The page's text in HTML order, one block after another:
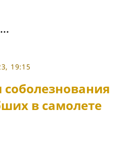
19:15
в самолете